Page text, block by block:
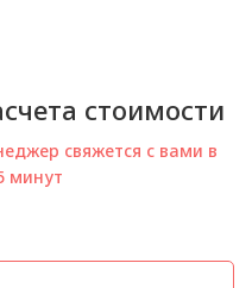
стоимости
свяжется с вами в
минут